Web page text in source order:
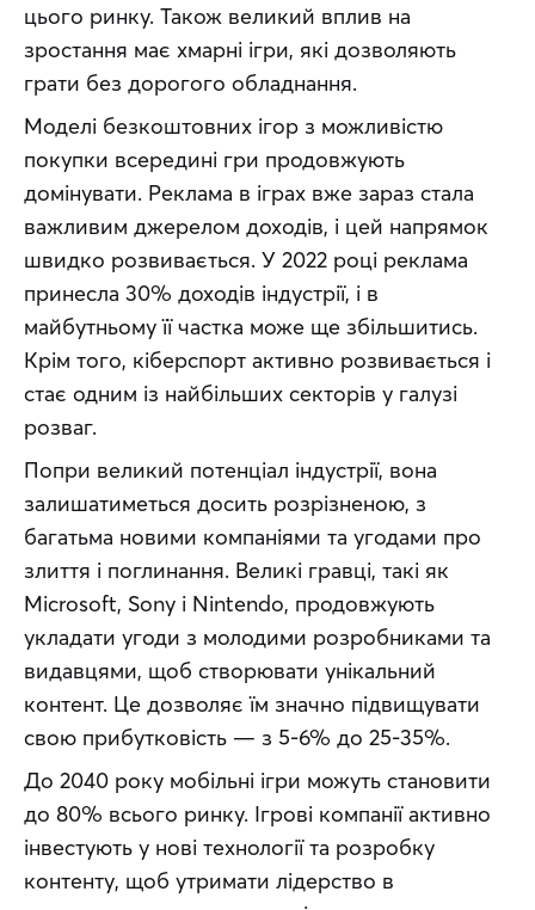
цього ринку. Також великий вплив на
зростання має хмарні ігри, які дозволяють
грати без дорогого обладнання.
Моделі безкоштовних ігор з можливістю
покупки всередині гри продовжують
домінувати. Реклама в іграх вже зараз стала
важливим джерелом доходів, і цей напрямок
швидко розвивається. У 2022 році реклама
принесла 30% доходів індустрії, і в
майбутньому її частка може ще збільшитись.
Крім того, кіберспорт активно розвивається і
стає одним із найбільших секторів у галузі
розваг.
Попри великий потенціал індустрії, вона
залишатиметься досить розрізненою, з
багатьма новими компаніями та угодами про
злиття і поглинання. Великі гравці, такі як
Microsoft, Sony і Nintendo, продовжують
укладати угоди з молодими розробниками та
видавцями, щоб створювати унікальний
контент. Це дозволяє їм значно підвищувати
свою прибутковість — з 5-6% до 25-35%.
До 2040 року мобільні ігри можуть становити
до 80% всього ринку. Ігрові компанії активно
інвестують у нові технології та розробку
контенту, щоб утримати лідерство в